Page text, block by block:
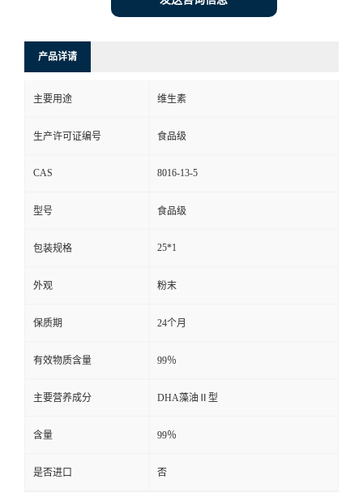
产品详请
主要用途 维生素
生产许可证编号 食品级
CAS 8016-13-5
型号 食品级
包装规格 25*1
外观 粉末
保质期 24个月
有效物质含量 99％
主要营养成分 DHA藻油Ⅱ型
含量 99％
是否进口 否